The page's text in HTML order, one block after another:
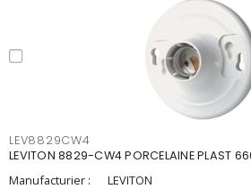
LEV8829CW4
LEVITON 8829-CW4 PORCELAINE PLAST
Manufacturier :
LEVITON